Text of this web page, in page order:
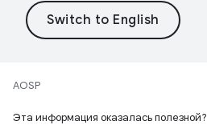
AOSP
Эта информация оказалась полезной?